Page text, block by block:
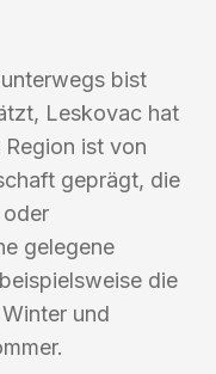
bist
Leskovac hat
ist von
geprägt, die
gelegene
die
und